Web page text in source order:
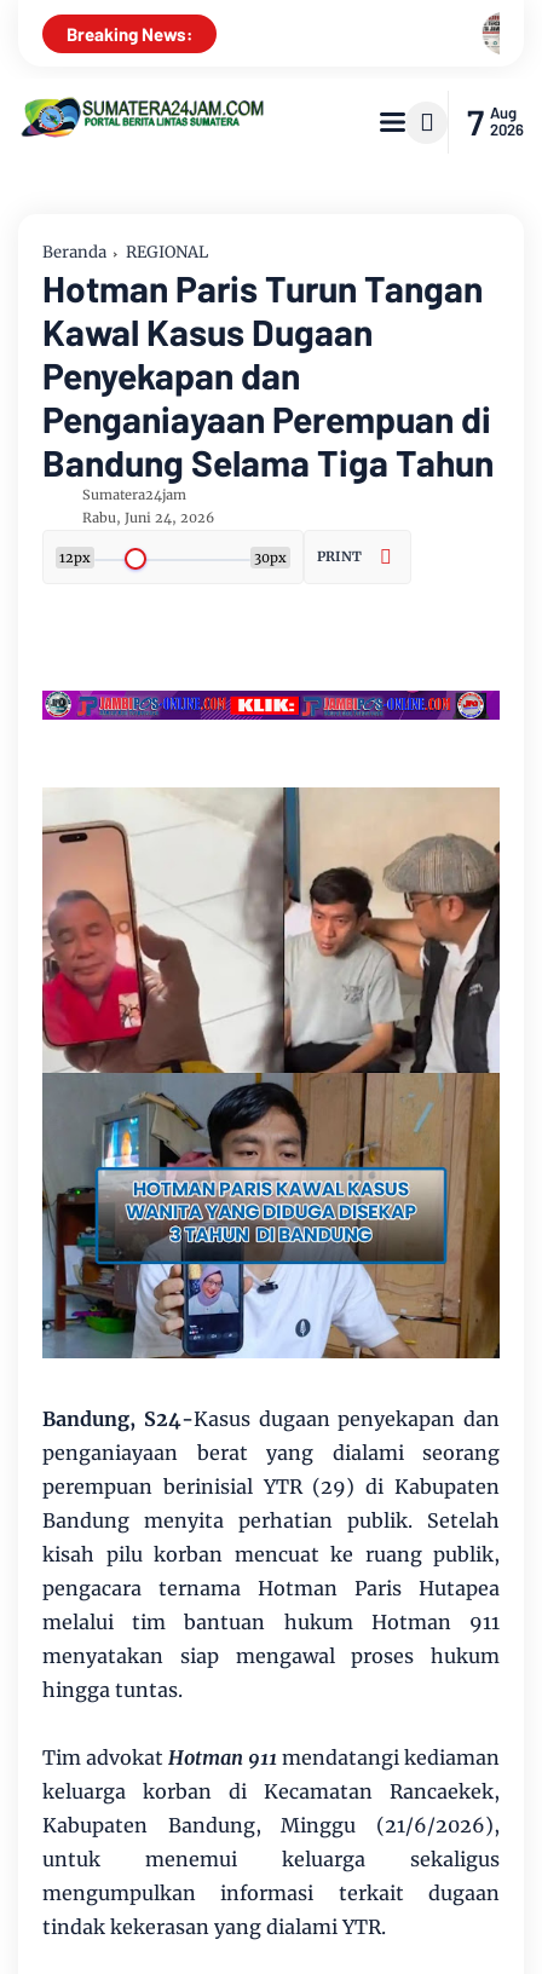
Breaking News:
Aroma Karhutla Mulai Tercium di Kota Jambi, Warga Diminta
7 Aug
2026
Beranda REGIONAL
Hotman Paris Turun Tangan
Kawal Kasus Dugaan
Penyekapan dan
Penganiayaan Perempuan di
Bandung Selama Tiga Tahun
Sumatera24jam
Rabu, Juni 24, 2026
12px 30px PRINT
Bandung, S24-Kasus dugaan penyekapan dan
penganiayaan berat yang dialami seorang
perempuan berinisial YTR (29) di Kabupaten
Bandung menyita perhatian publik. Setelah
kisah pilu korban mencuat ke ruang publik,
pengacara ternama Hotman Paris Hutapea
melalui tim bantuan hukum Hotman 911
menyatakan siap mengawal proses hukum
hingga tuntas.
Tim advokat Hotman 911 mendatangi kediaman
keluarga korban di Kecamatan Rancaekek,
Kabupaten Bandung, Minggu (21/6/2026),
untuk menemui keluarga sekaligus
mengumpulkan informasi terkait dugaan
tindak kekerasan yang dialami YTR.